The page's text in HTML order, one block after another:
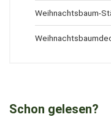
Weihnachtsbaum-
Schon gelesen?